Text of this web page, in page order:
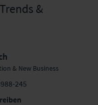
&
& New Business
245